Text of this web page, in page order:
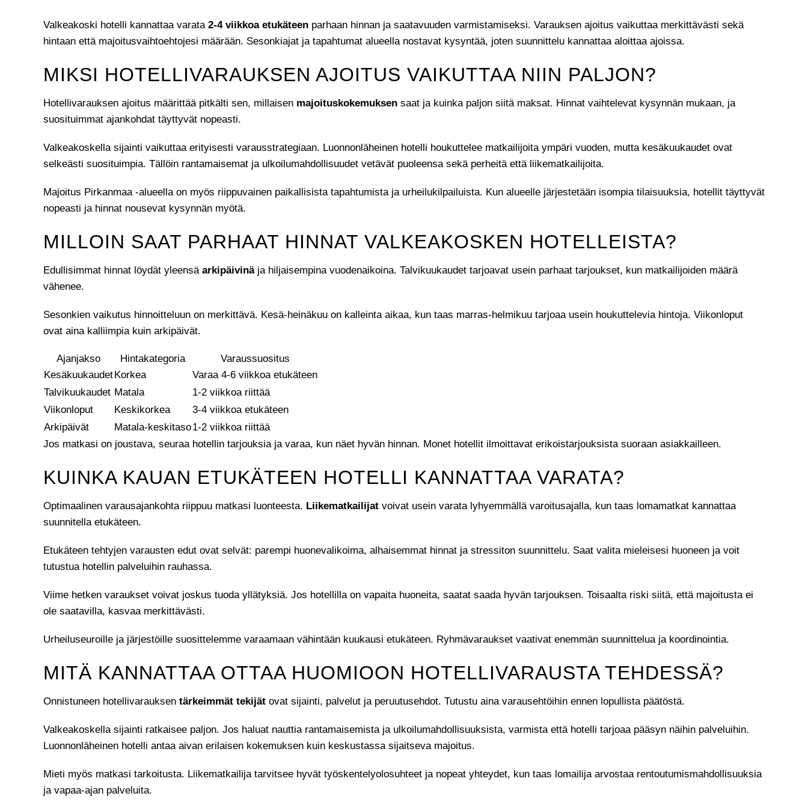
Valkeakoski hotelli kannattaa varata 2-4 viikkoa etukäteen parhaan hinnan ja saatavuuden varmistamiseksi. Varauksen ajoitus vaikuttaa merkittävästi sekä
hintaan että majoitusvaihtoehtojesi määrään. Sesonkiajat ja tapahtumat alueella nostavat kysyntää, joten suunnittelu kannattaa aloittaa ajoissa.
MIKSI HOTELLIVARAUKSEN AJOITUS VAIKUTTAA NIIN PALJON?
Hotellivarauksen ajoitus määrittää pitkälti sen, millaisen majoituskokemuksen saat ja kuinka paljon siitä maksat. Hinnat vaihtelevat kysynnän mukaan, ja
suosituimmat ajankohdat täyttyvät nopeasti.
Valkeakoskella sijainti vaikuttaa erityisesti varausstrategiaan. Luonnonläheinen hotelli houkuttelee matkailijoita ympäri vuoden, mutta kesäkuukaudet ovat
selkeästi suosituimpia. Tällöin rantamaisemat ja ulkoilumahdollisuudet vetävät puoleensa sekä perheitä että liikematkailijoita.
Majoitus Pirkanmaa -alueella on myös riippuvainen paikallisista tapahtumista ja urheilukilpailuista. Kun alueelle järjestetään isompia tilaisuuksia, hotellit täyttyvät
nopeasti ja hinnat nousevat kysynnän myötä.
MILLOIN SAAT PARHAAT HINNAT VALKEAKOSKEN HOTELLEISTA?
Edullisimmat hinnat löydät yleensä arkipäivinäja hiljaisempina vuodenaikoina. Talvikuukaudet tarjoavat usein parhaat tarjoukset, kun matkailijoiden määrä
vähenee.
Sesonkien vaikutus hinnoitteluun on merkittävä. Kesä-heinäkuu on kalleinta aikaa, kun taas marras-helmikuu tarjoaa usein houkuttelevia hintoja. Viikonloput
ovat aina kalliimpia kuin arkipäivät.
Ajanjakso Hintakategoria
Varaussuositus
KesäkuukaudetKorkea
Varaa 4-6 viikkoa etukäteen
Talvikuukaudet Matala
1-2 viikkoa riittää
Viikonloput
Keskikorkea
3-4 viikkoa etukäteen
Arkipäivät
Matala-keskitaso1-2 viikkoa riittää
Jos matkasi on joustava, seuraa hotellin tarjouksia ja varaa, kun näet hyvän hinnan. Monet hotellit ilmoittavat erikoistarjouksista suoraan asiakkailleen.
KUINKA KAUAN ETUKÄTEEN HOTELLI KANNATTAA VARATA?
Optimaalinen varausajankohta riippuu matkasi luonteesta. Liikematkailijat voivat usein varata lyhyemmällä varoitusajalla, kun taas lomamatkat kannattaa
suunnitella etukäteen.
Etukäteen tehtyjen varausten edut ovat selvät: parempi huonevalikoima, alhaisemmat hinnat ja stressiton suunnittelu. Saat valita mieleisesi huoneen ja voit
tutustua hotellin palveluihin rauhassa.
Viime hetken varaukset voivat joskus tuoda yllätyksiä. Jos hotellilla on vapaita huoneita, saatat saada hyvän tarjouksen. Toisaalta riski siitä, että majoitusta ei
ole saatavilla, kasvaa merkittävästi.
Urheiluseuroille ja järjestöille suosittelemme varaamaan vähintään kuukausi etukäteen. Ryhmävaraukset vaativat enemmän suunnittelua ja koordinointia.
MITÄ KANNATTAA OTTAA HUOMIOON HOTELLIVARAUSTA TEHDESSÄ?
Onnistuneen hotellivarauksen tärkeimmät tekijät ovat sijainti, palvelut ja peruutusehdot. Tutustu aina varausehtöihin ennen lopullista päätöstä.
Valkeakoskella sijainti ratkaisee paljon. Jos haluat nauttia rantamaisemista ja ulkoilumahdollisuuksista, varmista että hotelli tarjoaa pääsyn näihin palveluihin.
Luonnonläheinen hotelli antaa aivan erilaisen kokemuksen kuin keskustassa sijaitseva majoitus.
Mieti myös matkasi tarkoitusta. Liikematkailija tarvitsee hyvät työskentelyolosuhteet ja nopeat yhteydet, kun taas lomailija arvostaa rentoutumismahdollisuuksia
ja vapaa-ajan palveluita.